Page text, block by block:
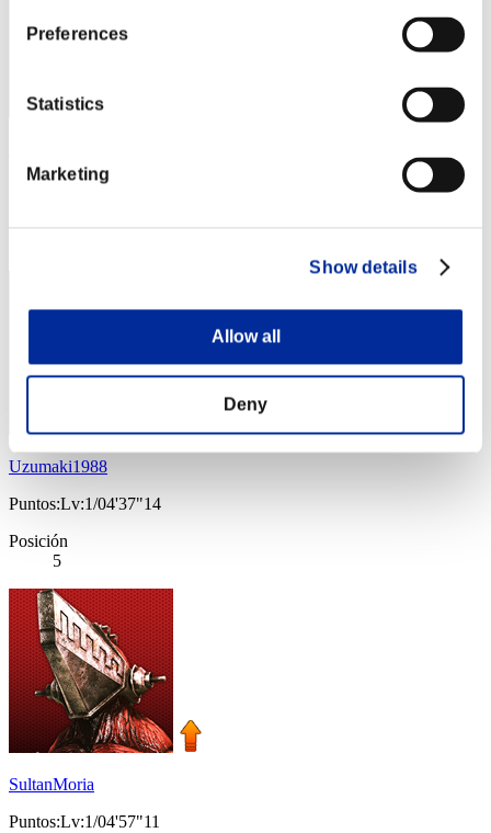
Preferences
Statistics
Marketing
Show details
Allow all
Deny
Puntos:Lv:1/03'59"88
Posición
Uzumaki1988
Puntos:Lv:1/04'37"14
Posición
5
SultanMoria
Puntos:Lv:1/04'57"11